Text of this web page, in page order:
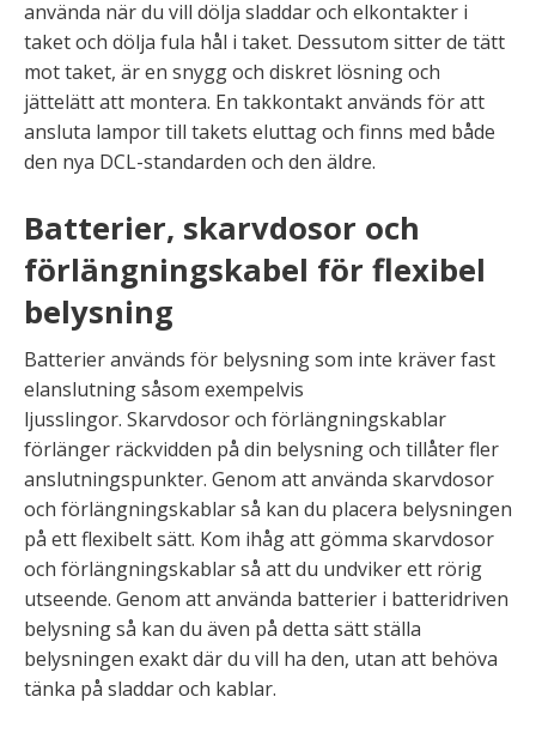
använda när du vill dölja sladdar och elkontakter i
taket och dölja fula hål i taket. Dessutom sitter de tätt
mot taket, är en snygg och diskret lösning och
jättelätt att montera. En takkontakt används för att
ansluta lampor till takets eluttag och finns med både
den nya DCL-standarden och den äldre.
Batterier, skarvdosor och
förlängningskabel för flexibel
belysning
Batterier används för belysning som inte kräver fast
elanslutning såsom exempelvis
ljusslingor. Skarvdosor och förlängningskablar
förlänger räckvidden på din belysning och tillåter fler
anslutningspunkter. Genom att använda skarvdosor
och förlängningskablar så kan du placera belysningen
på ett flexibelt sätt. Kom ihåg att gömma skarvdosor
och förlängningskablar så att du undviker ett rörig
utseende. Genom att använda batterier i batteridriven
belysning så kan du även på detta sätt ställa
belysningen exakt där du vill ha den, utan att behöva
tänka på sladdar och kablar.